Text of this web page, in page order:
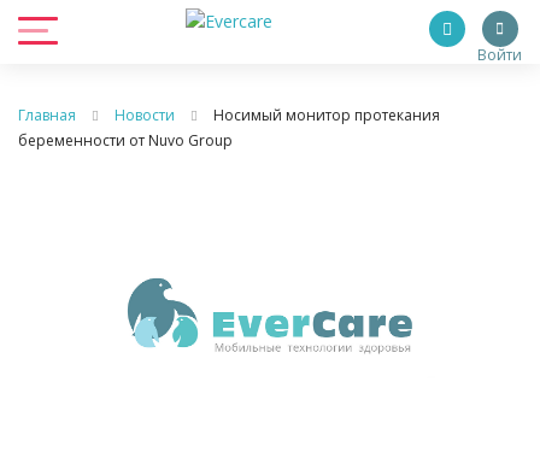
Войти
Главная Новости
Носимый монитор протекания
беременности от Nuvo Group